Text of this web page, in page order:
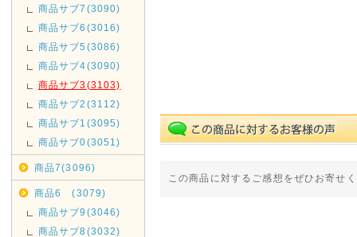
商品サブ7(3090)
商品サブ6(3016)
商品サブ5(3086)
商品サブ4(3090)
商品サブ3(3103)
商品サブ2(3112)
商品サブ1(3095)
商品サブ0(3051)
商品7(3096)
商品6 (3079)
商品サブ9(3046)
商品サブ8(3032)
この商品に対するご感想をぜひお寄せ